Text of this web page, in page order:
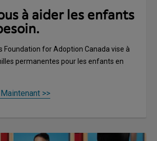
à aider les enfants
Foundation for Adoption Canada vise à
permanentes pour les enfants en
>>